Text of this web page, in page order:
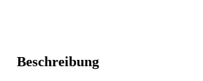
Beschreibung